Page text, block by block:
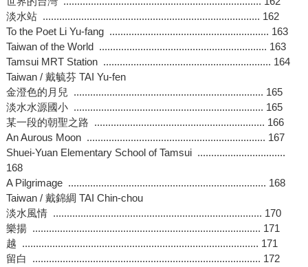
淡水站 ............................................................................... 162
To the Poet Li Yu-fang .......................................................... 163
Taiwan of the World ............................................................. 163
Tamsui MRT Station ............................................................. 164
Taiwan / 戴毓芬 TAI Yu-fen
金澄色的月兒 ..................................................................... 165
淡水水源國小 ..................................................................... 165
某一段的朝聖之路 .............................................................. 166
An Aurous Moon ................................................................. 167
Shuei-Yuan Elementary School of Tamsui ................................
168
A Pilgrimage ........................................................................ 168
Taiwan / 戴錦綢 TAI Chin-chou
淡水風情 ............................................................................ 170
樂揚 ................................................................................... 171
越 ...................................................................................... 171
留白 ................................................................................... 172